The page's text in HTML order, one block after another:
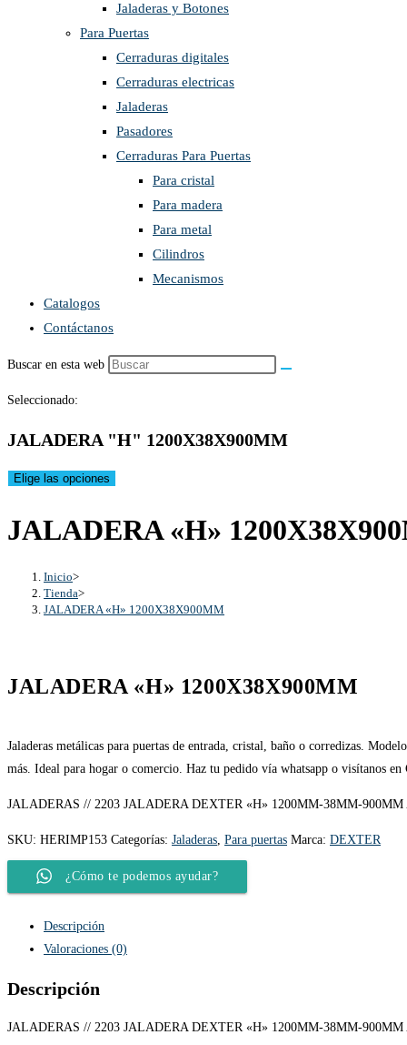
Jaladeras y Botones
Para Puertas
Cerraduras digitales
Cerraduras electricas
Jaladeras
Pasadores
Cerraduras Para Puertas
Para cristal
Para madera
Para metal
Cilindros
Mecanismos
Catalogos
Contáctanos
Buscar en esta web
Seleccionado:
JALADERA "H" 1200X38X900MM
Elige las opciones
JALADERA «H»
Inicio>
Tienda>
JALADERA «H» 1200X38X900MM
JALADERA «H» 1200X38X900MM
Jaladeras metálicas para puertas de entrada, cristal, baño o corredizas.
más. Ideal para hogar o comercio. Haz tu pedido vía whatsapp o visítanos
JALADERAS // 2203 JALADERA DEXTER «H» 1200MM-38MM-
SKU: HERIMP153 Categorías: Jaladeras Para puertas Marca: DEXTER
¿Cómo te podemos ayudar?
Descripción
Valoraciones (0)
Descripción
JALADERAS // 2203 JALADERA DEXTER «H» 1200MM-38MM-